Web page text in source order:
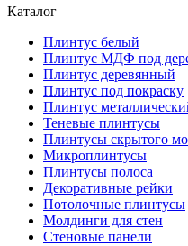
Каталог
Плинтус белый
Плинтус МДФ под
Плинтус деревянный
Плинтус под покраску
Плинтус
Теневые плинтусы
Плинтусы скрытого
Микроплинтусы
Плинтусы полоса
Декоративные рейки
Потолочные плинтусы
Молдинги для стен
Стеновые панели